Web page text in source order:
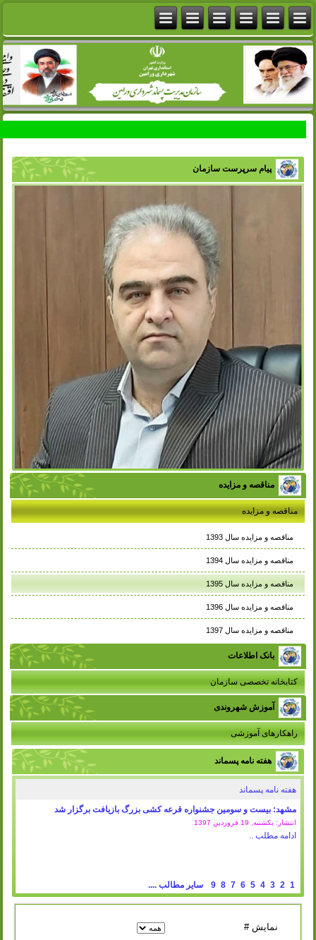
پیام سرپرست سازمان
مناقصه و مزایده
مناقصه و مزایده
مناقصه و مزایده سال 1393
مناقصه و مزایده سال 1394
مناقصه و مزایده سال 1395
مناقصه و مزایده سال 1396
مناقصه و مزایده سال 1397
بانک اطلاعات
کتابخانه تخصصی سازمان
آموزش شهروندی
راهکارهای آموزشی
هفته نامه پسماند
هفته نامه پسماند
مشهد: بیست و سومین جشنواره قرعه کشی بزرگ بازیافت برگزار شد
انتشار: یکشنبه, 19 فروردين 1397
ادامه مطلب ..
1
2
3
4
5
6
7
8
9 سایر مطالب ....
نمایش #